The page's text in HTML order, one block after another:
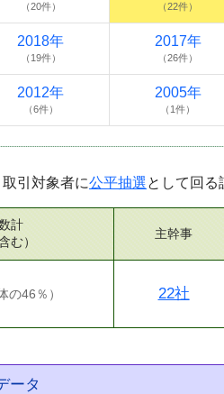
（20件） （22件）
2018年
（19件）
2017年
（26件）
2012年
（6件）
2005年
（1件）
引対象者に公平抽選として回る
計
む）
の46％ ）
主幹事
22社
ータ